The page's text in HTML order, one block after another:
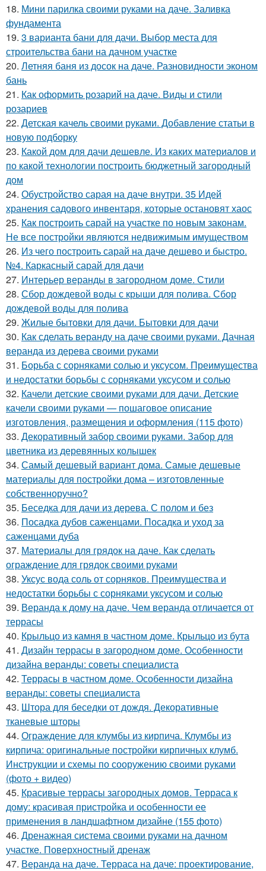
18. Мини парилка своими руками на даче. Заливка
фундамента
19. 3 варианта бани для дачи. Выбор места для
строительства бани на дачном участке
20. Летняя баня из досок на даче. Разновидности эконом
бань
21. Как оформить розарий на даче. Виды и стили
розариев
22. Детская качель своими руками. Добавление статьи в
новую подборку
23. Какой дом для дачи дешевле. Из каких материалов и
по какой технологии построить бюджетный загородный
дом
24. Обустройство сарая на даче внутри. 35 Идей
хранения садового инвентаря, которые остановят хаос
25. Как построить сарай на участке по новым законам.
Не все постройки являются недвижимым имуществом
26. Из чего построить сарай на даче дешево и быстро.
№4. Каркасный сарай для дачи
27. Интерьер веранды в загородном доме. Стили
28. Сбор дождевой воды с крыши для полива. Сбор
дождевой воды для полива
29. Жилые бытовки для дачи. Бытовки для дачи
30. Как сделать веранду на даче своими руками. Дачная
веранда из дерева своими руками
31. Борьба с сорняками солью и уксусом. Преимущества
и недостатки борьбы с сорняками уксусом и солью
32. Качели детские своими руками для дачи. Детские
качели своими руками — пошаговое описание
изготовления, размещения и оформления (115 фото)
33. Декоративный забор своими руками. Забор для
цветника из деревянных колышек
34. Самый дешевый вариант дома. Самые дешевые
материалы для постройки дома – изготовленные
собственноручно?
35. Беседка для дачи из дерева. С полом и без
36. Посадка дубов саженцами. Посадка и уход за
саженцами дуба
37. Материалы для грядок на даче. Как сделать
ограждение для грядок своими руками
38. Уксус вода соль от сорняков. Преимущества и
недостатки борьбы с сорняками уксусом и солью
39. Веранда к дому на даче. Чем веранда отличается от
террасы
40. Крыльцо из камня в частном доме. Крыльцо из бута
41. Дизайн террасы в загородном доме. Особенности
дизайна веранды: советы специалиста
42. Террасы в частном доме. Особенности дизайна
веранды: советы специалиста
43. Штора для беседки от дождя. Декоративные
тканевые шторы
44. Ограждение для клумбы из кирпича. Клумбы из
кирпича: оригинальные постройки кирпичных клумб.
Инструкции и схемы по сооружению своими руками
(фото + видео)
45. Красивые террасы загородных домов. Терраса к
дому: красивая пристройка и особенности ее
применения в ландшафтном дизайне (155 фото)
46. Дренажная система своими руками на дачном
участке. Поверхностный дренаж
47. Веранда на даче. Терраса на даче: проектирование,